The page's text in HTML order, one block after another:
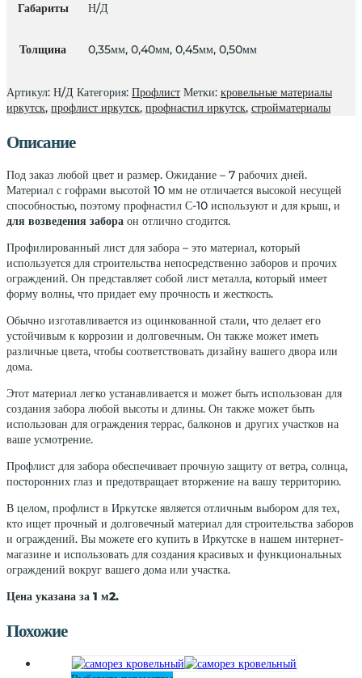
Габариты Н/Д
Толщина 0,35мм, 0,40мм, 0,45мм, 0,50мм
Артикул: Н/Д Категория: Профлист Метки: кровельные материалы
иркутск, профлист иркутск, профнастил иркутск, стройматериалы
Описание
Под заказ любой цвет и размер. Ожидание – 7 рабочих дней.
Материал с гофрами высотой 10 мм не отличается высокой несущей
способностью, поэтому профнастил С-10 используют и для крыш, и
для возведения забора он отлично сгодится.
Профилированный лист для забора – это материал, который
используется для строительства непосредственно заборов и прочих
ограждений. Он представляет собой лист металла, который имеет
форму волны, что придает ему прочность и жесткость.
Обычно изготавливается из оцинкованной стали, что делает его
устойчивым к коррозии и долговечным. Он также может иметь
различные цвета, чтобы соответствовать дизайну вашего двора или
дома.
Этот материал легко устанавливается и может быть использован для
создания забора любой высоты и длины. Он также может быть
использован для ограждения террас, балконов и других участков на
ваше усмотрение.
Профлист для забора обеспечивает прочную защиту от ветра, солнца,
посторонних глаз и предотвращает вторжение на вашу территорию.
В целом, профлист в Иркутске является отличным выбором для тех,
кто ищет прочный и долговечный материал для строительства заборов
и ограждений. Вы можете его купить в Иркутске в нашем интернет-
магазине и использовать для создания красивых и функциональных
ограждений вокруг вашего дома или участка.
Цена указана за 1 м2.
Похожие